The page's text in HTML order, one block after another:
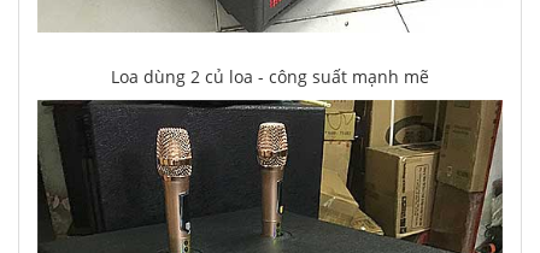
Loa dùng 2 củ loa - công suất mạnh mẽ